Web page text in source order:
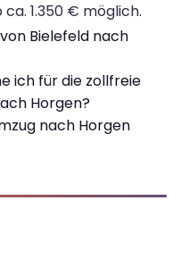
ca. 1.350 € möglich.
Bielefeld nach
ich für die zollfreie
Horgen?
nach Horgen